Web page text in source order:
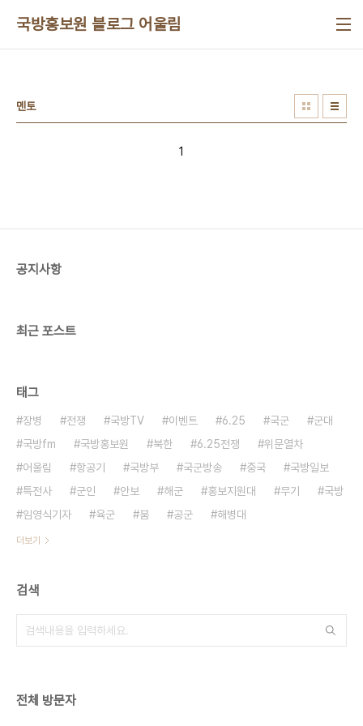
국방홍보원 블로그 어울림
멘토
1
공지사항
최근 포스트
태그
장병 전쟁 국방TV 이벤트 6.25 국군
군대
국방fm
국방홍보원 북한 6.25전쟁
위문열차
어울림
항공기 국방부 국군방송 중국
국방일보
특전사
군인 안보 해군 홍보지원대 무기
국방
임영식기자
육군 붐 공군 해병대
더보기
검색
전체 방문자